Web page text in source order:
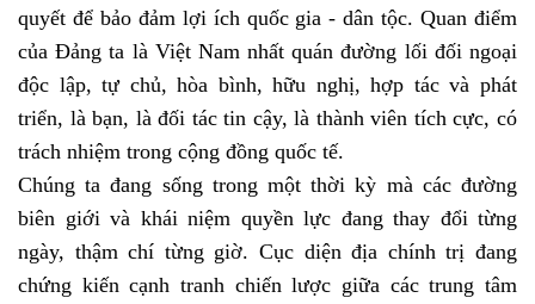
quyết để bảo đảm lợi ích quốc gia - dân tộc. Quan điểm
của Đảng ta là Việt Nam nhất quán đường lối đối ngoại
độc lập, tự chủ, hòa bình, hữu nghị, hợp tác và phát
triển, là bạn, là đối tác tin cậy, là thành viên tích cực, có
trách nhiệm trong cộng đồng quốc tế.
Chúng ta đang sống trong một thời kỳ mà các đường
biên giới và khái niệm quyền lực đang thay đổi từng
ngày, thậm chí từng giờ. Cục diện địa chính trị đang
chứng kiến cạnh tranh chiến lược giữa các trung tâm